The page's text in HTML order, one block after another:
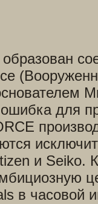
для
и Seiko.
в часовой